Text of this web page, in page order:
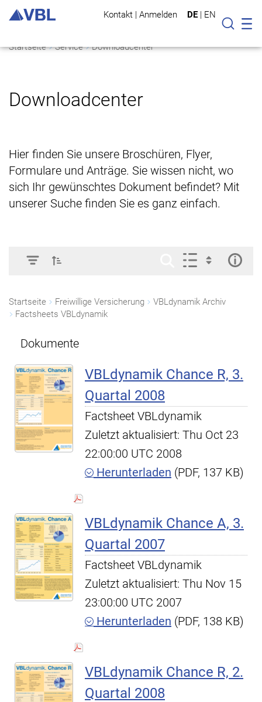
Kontakt | Anmelden DE | EN
Suche
Startseite Service Downloadcenter
Downloadcenter
Hier finden Sie unsere Broschüren, Flyer,
Formulare und Anträge. Sie wissen nicht, wo
sich Ihr gewünschtes Dokument befindet? Mit
unserer Suche finden Sie es ganz einfach.
Startseite Freiwillige Versicherung
VBLdynamik Archiv
Factsheets VBLdynamik
Dokumente
VBLdynamik Chance R, 3.
Quartal 2008
Factsheet VBLdynamik
Zuletzt aktualisiert: Thu Oct 23
22:00:00 UTC 2008
Herunterladen (PDF, 137 KB)
VBLdynamik Chance A, 3.
Quartal 2007
Factsheet VBLdynamik
Zuletzt aktualisiert: Thu Nov 15
23:00:00 UTC 2007
Herunterladen (PDF, 138 KB)
VBLdynamik Chance R, 2.
Quartal 2008